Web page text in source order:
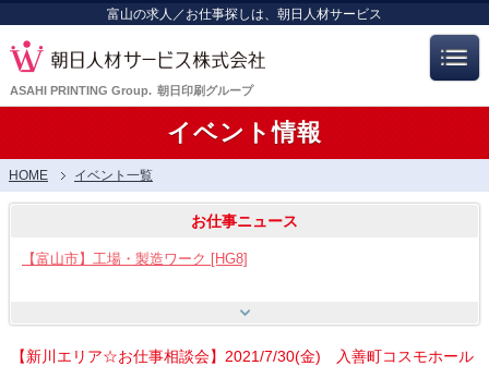
富山の求人／お仕事探しは、朝日人材サービス
ASAHI PRINTING Group. 朝日印刷グループ
イベント情報
HOME イベント一覧
お仕事ニュース
【富山市】工場・製造ワーク [HG8]
【呉羽射水エリア特集】スタッフ12名大募集!! [HB7]
【新川エリア☆お仕事相談会】2021/7/30(金) 入善町コスモホール